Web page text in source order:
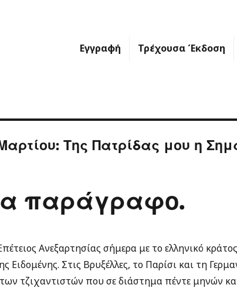
Εγγραφή Τρέχουσα Έκδοση
Της Πατρίδας μου η
παράγραφο.
Ανεξαρτησίας σήμερα με το ελληνικό
Ειδομένης. Στις Βρυξέλλες, το Παρίσι και τη
τζιχαντιστών που σε διάστημα πέντε μηνών